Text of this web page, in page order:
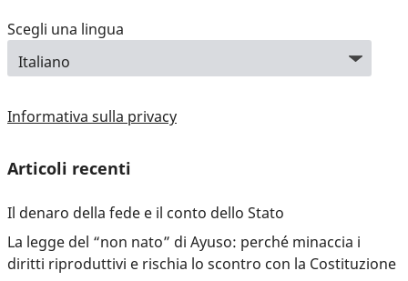
Scegli una lingua
Informativa sulla privacy
Articoli recenti
Il denaro della fede e il conto dello Stato
La legge del “non nato” di Ayuso: perché minaccia i
diritti riproduttivi e rischia lo scontro con la Costituzione